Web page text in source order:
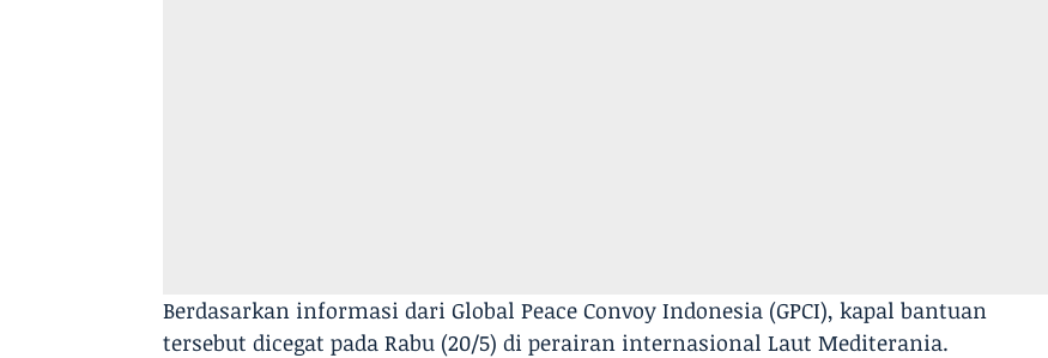
Berdasarkan informasi dari Global Peace Convoy Indonesia (GPCI), kapal bantuan
tersebut dicegat pada Rabu (20/5) di perairan internasional Laut Mediterania.